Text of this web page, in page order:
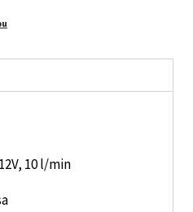
10 l/min